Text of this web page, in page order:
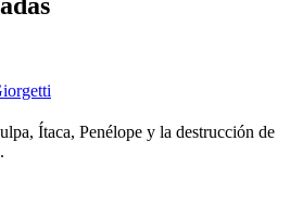
Ítaca, Penélope y la destrucción de